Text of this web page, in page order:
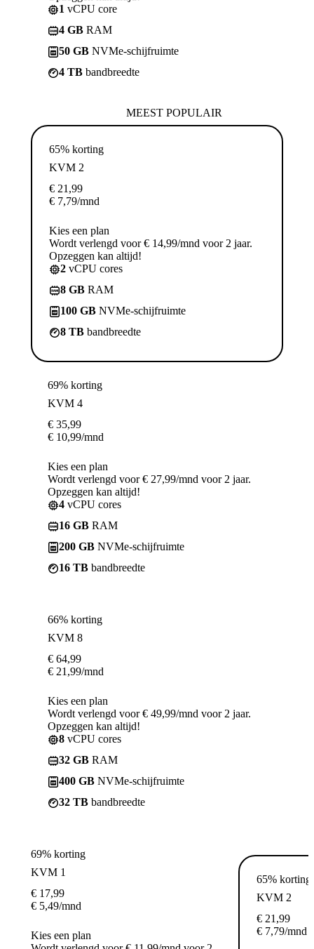
1 vCPU core
4 GB RAM
50 GB NVMe-schijfruimte
4 TB bandbreedte
MEEST POPULAIR
65% korting
KVM 2
€ 21,99
€ 7,79/mnd
Kies een plan
Wordt verlengd voor € 14,99/mnd voor 2 jaar.
Opzeggen kan altijd!
2 vCPU cores
8 GB RAM
100 GB NVMe-schijfruimte
8 TB bandbreedte
69% korting
KVM 4
€ 35,99
€ 10,99/mnd
Kies een plan
Wordt verlengd voor € 27,99/mnd voor 2 jaar.
Opzeggen kan altijd!
4 vCPU cores
16 GB RAM
200 GB NVMe-schijfruimte
16 TB bandbreedte
66% korting
KVM 8
€ 64,99
€ 21,99/mnd
Kies een plan
Wordt verlengd voor € 49,99/mnd voor 2 jaar.
Opzeggen kan altijd!
8 vCPU cores
32 GB RAM
400 GB NVMe-schijfruimte
32 TB bandbreedte
69% korting
KVM 1
€ 17,99
€ 5,49/mnd
Kies een plan
65% korting
KVM 2
€ 21,99
€ 7,79/mnd